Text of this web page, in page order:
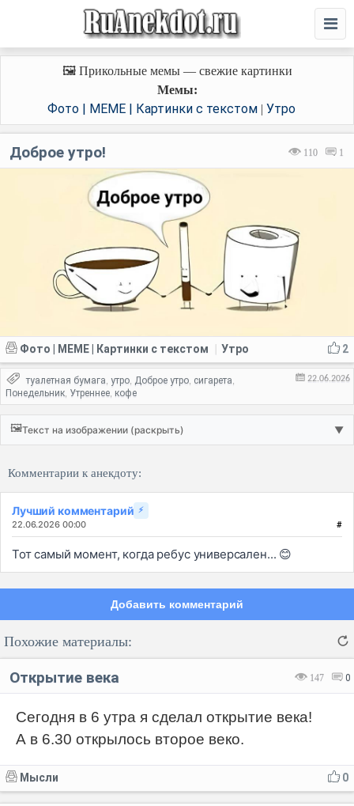
🖼️ Прикольные мемы — свежие картинки
Мемы:
Фото | MEME | Картинки с текстом| Утро
110 1
Доброе утро!
2
Фото | MEME | Картинки с текстом Утро
22.06.2026
туалетная бумага, утро, Доброе утро, сигарета,
Понедельник, Утреннее, кофе
🖼️Текст на изображении (раскрыть) ▼
Комментарии к анекдоту:
Лучший комментарий ⚡
22.06.2026 00:00 #
Тот самый момент, когда ребус универсален... 😊
Добавить комментарий
Код:
Похожие материалы:
147 0
Открытие века
Сегодня в 6 утра я сделал открытие века!
А в 6.30 открылось второе веко.
0
Мысли